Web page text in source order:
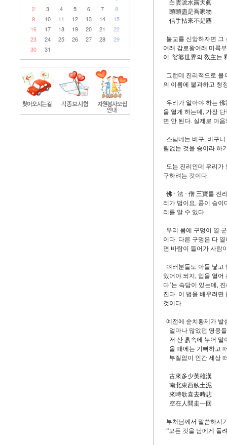
2
3 4 5 6 7
8
9
10 11 12 13 14
15
16
17 18 19 20 21
22
23
24 25 26 27 28
29
30
31
白雲流水露天眞
頭頭盡是吾家物
信手拈來不是塵
불교를 신앙하자면 그
여래 감로왕여래 미륵
이 娑婆世界의 敎主는
그런데 진리적으로 볼
의 이름에 불과하고 청
우리가 알아야 하는
을 열게 하는데, 가장
면 안 된다. 실제로 마
스님네는 비구, 비구
림없는 것을 승이라 하
도는 진리인데 우리가
구하려는 것이다.
佛 · 法 · 僧 三寶를 진
리가 법이요, 콩이 승이
리를 알 수 있다.
우리 몸에 구멍이 열
이다. 다른 구멍은 다
면 바람이 들어가 사람
여러분들도 아들 낳고
있어야 되지, 입을 열어
다’는 속담이 있는데,
진다. 이 법을 배우려면
것이다.
예전에 순치황제가 발
얼마나 많았던 영웅
저 산 흙속에 누어 말
올 때에는 기뻐하고
부질없이 인간 세상
古來多少英雄漢
南北東西臥土泥
來時歌喜去時悲
空在人間走一回
부처님께서 말씀하시
“모든 것을 남에게 돌